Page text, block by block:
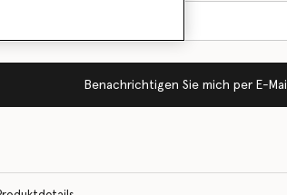
Benachrichtigen Sie mich per E-Mail